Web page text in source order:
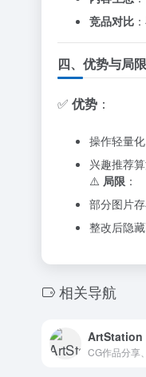
竞品对比
四、优势与局限
✅ 优势 ：
操作轻量
兴趣推荐
⚠️ 局限 ：
部分图片
整改后隐
相关导航
ArtStation
CG作品分享